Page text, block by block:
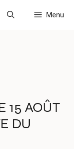
Menu
15 AOÛT
DU